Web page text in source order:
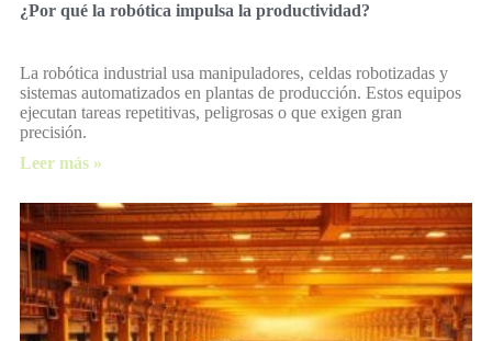
¿Por qué la robótica impulsa la productividad?
La robótica industrial usa manipuladores, celdas robotizadas y
sistemas automatizados en plantas de producción. Estos equipos
ejecutan tareas repetitivas, peligrosas o que exigen gran
precisión.
Leer más »